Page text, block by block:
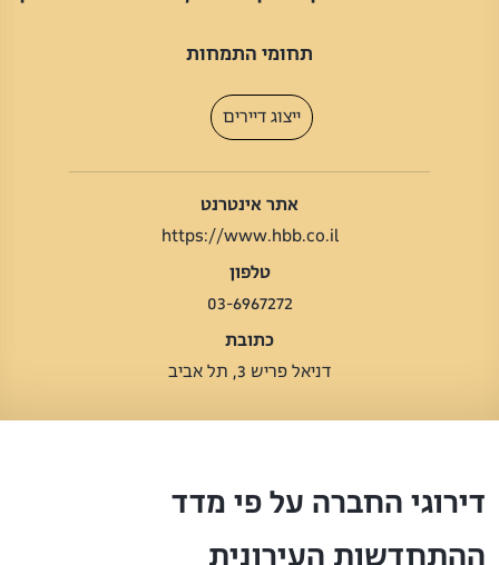
תחומי התמחות
ייצוג דיירים
אתר אינטרנט
https://www.hbb.co.il
טלפון
03-6967272
כתובת
דניאל פריש 3, תל אביב
דירוגי החברה על פי מדד
ההתחדשות העירונית